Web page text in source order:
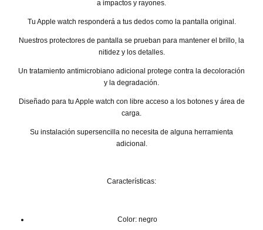
a impactos y rayones.
Tu Apple watch responderá a tus dedos como la pantalla original.
Nuestros protectores de pantalla se prueban para mantener el brillo, la
nitidez y los detalles.
Un tratamiento antimicrobiano adicional protege contra la decoloración
y la degradación.
Diseñado para tu Apple watch con libre acceso a los botones y área de
carga.
Su instalación supersencilla no necesita de alguna herramienta
adicional.
Características:
Color: negro